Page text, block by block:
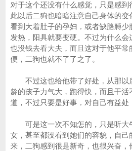
对于这个还没有什么感觉，只是感到
此以后二狗也暗暗注意自己身体的
看到大着肚子的孕妇，或者缺胳膊少
发热，阳具就要变硬。不过为什么
也没钱去看大夫，而且这对于他平常
便，二狗也就不了了之了。
不过这也给他带了好处，从那以
龄的孩子力气大，跑得快，而且干活
道，不过只要是好事，对自己有益处
可是这一次不知怎的，只是听大
女，甚至都没看到她们的容貌，自己
来，二狗感到很是新奇，也很兴奋